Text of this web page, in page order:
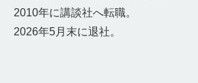
2010年に講談社へ転職。
2026年5月末に退社。